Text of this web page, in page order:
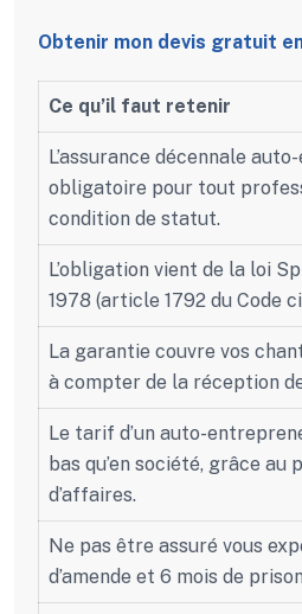
Obtenir mon devis gratuit
Ce qu’il faut retenir
L’assurance décennale
obligatoire pour tout
condition de statut.
L’obligation vient de la loi
1978 (article 1792 du Code
La garantie couvre vos
à compter de la réception
Le tarif d’un auto-
bas qu’en société, grâce
d’affaires.
Ne pas être assuré vous
d’amende et 6 mois de